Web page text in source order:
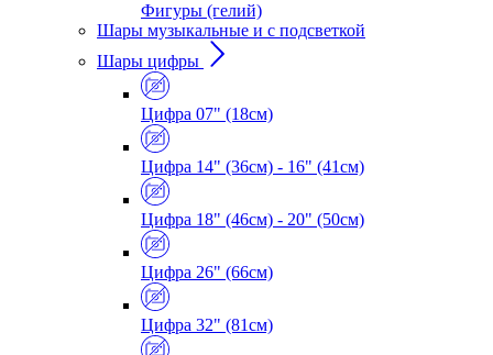
Фигуры (гелий)
Шары музыкальные и с подсветкой
Шары цифры
Цифра 07" (18см)
Цифра 14" (36см) - 16" (41см)
Цифра 18" (46см) - 20" (50см)
Цифра 26" (66см)
Цифра 32" (81см)